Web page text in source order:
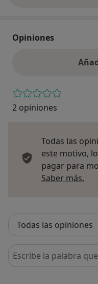
Opiniones
2 opiniones
Todas las
este motivo,
pagar para
Saber más.
Busca en opiniones